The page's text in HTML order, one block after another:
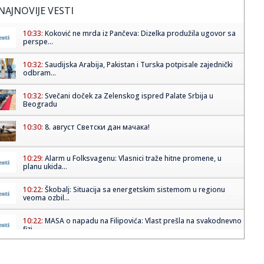
VESTI
10:33: Koković ne mrda iz Pančeva: Dizelka produžila ugovor sa
perspe...
10:32: Saudijska Arabija, Pakistan i Turska potpisale zajednički
odbram...
10:32: Svečani doček za Zelenskog ispred Palate Srbija u
Beogradu
10:30: 8. август Светски дан мачака!
10:29: Alarm u Folksvagenu: Vlasnici traže hitne promene, u
planu ukida...
10:22: Škobalj: Situacija sa energetskim sistemom u regionu
veoma ozbil...
10:22: MASA o napadu na Filipovića: Vlast prešla na svakodnevno
fizi...